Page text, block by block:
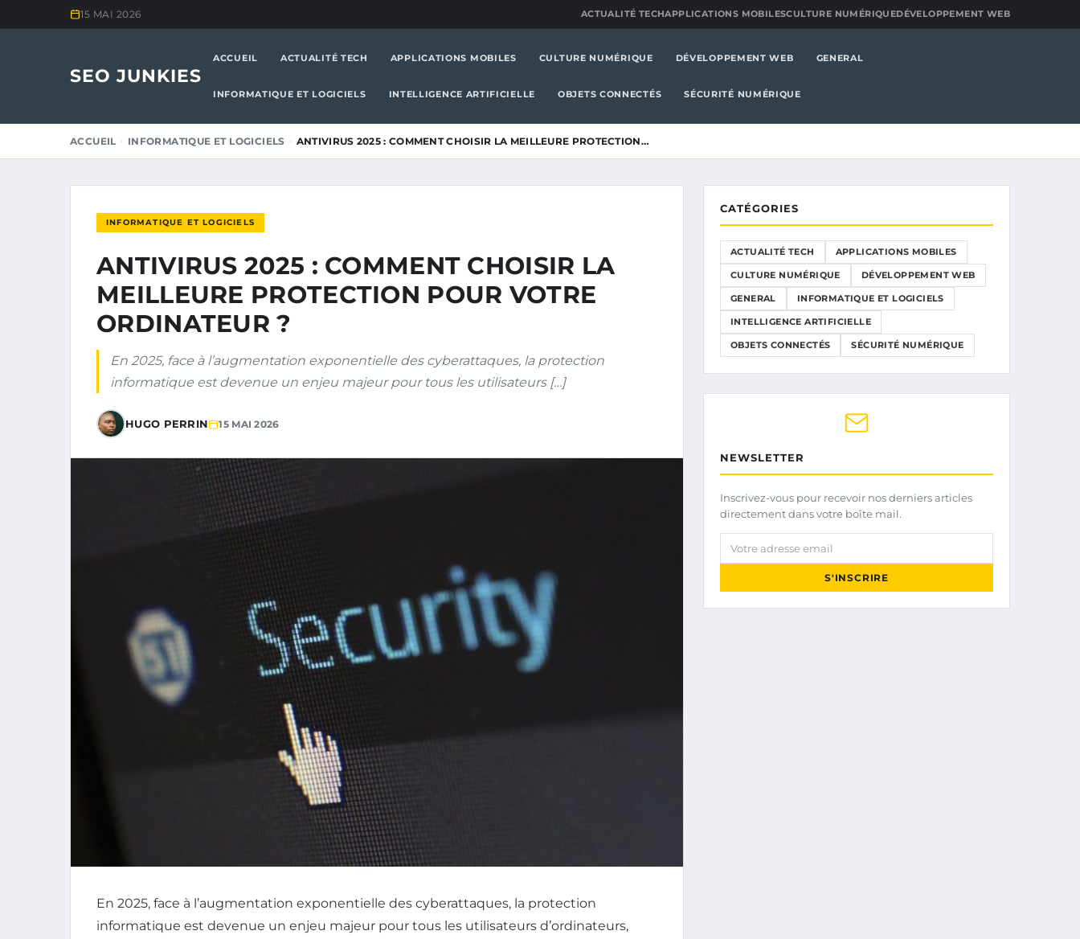
15 MAI 2026 ACTUALITÉ TECHAPPLICATIONS MOBILESCULTURE NUMÉRIQUEDÉVELOPPEMENT WEB
SEO JUNKIES
ACCUEIL ACTUALITÉ TECH APPLICATIONS MOBILES CULTURE NUMÉRIQUE DÉVELOPPEMENT WEB GENERAL
INFORMATIQUE ET LOGICIELS INTELLIGENCE ARTIFICIELLE OBJETS CONNECTÉS SÉCURITÉ NUMÉRIQUE
ACCUEIL INFORMATIQUE ET LOGICIELS ANTIVIRUS 2025 : COMMENT CHOISIR LA MEILLEURE PROTECTION…
INFORMATIQUE ET LOGICIELS
ANTIVIRUS 2025 : COMMENT CHOISIR LA
MEILLEURE PROTECTION POUR VOTRE
ORDINATEUR ?
En 2025, face à l’augmentation exponentielle des cyberattaques, la protection
informatique est devenue un enjeu majeur pour tous les utilisateurs […]
HUGO PERRIN 15 MAI 2026
En 2025, face à l’augmentation exponentielle des cyberattaques, la protection
informatique est devenue un enjeu majeur pour tous les utilisateurs d’ordinateurs,
CATÉGORIES
ACTUALITÉ TECH APPLICATIONS MOBILES
CULTURE NUMÉRIQUE DÉVELOPPEMENT WEB
GENERAL INFORMATIQUE ET LOGICIELS
INTELLIGENCE ARTIFICIELLE
OBJETS CONNECTÉS SÉCURITÉ NUMÉRIQUE
NEWSLETTER
Inscrivez-vous pour recevoir nos derniers articles
directement dans votre boîte mail.
Votre adresse email
S'INSCRIRE